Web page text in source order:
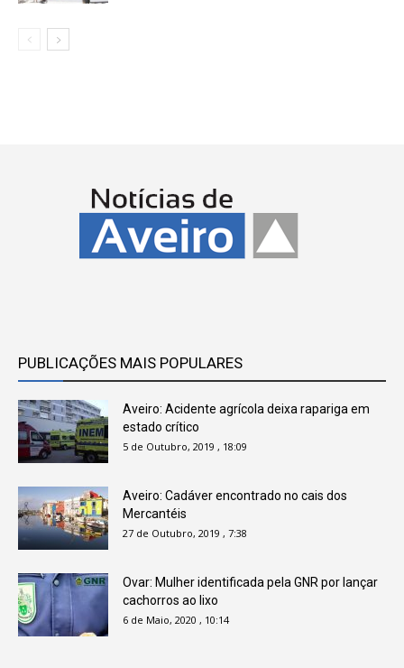
PUBLICAÇÕES MAIS POPULARES
Aveiro: Acidente agrícola deixa rapariga em
estado crítico
5 de Outubro, 2019 , 18:09
Aveiro: Cadáver encontrado no cais dos
Mercantéis
27 de Outubro, 2019 , 7:38
Ovar: Mulher identificada pela GNR por lançar
cachorros ao lixo
6 de Maio, 2020 , 10:14